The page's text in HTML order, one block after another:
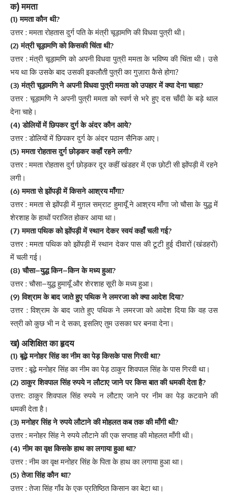
क)ममता
(1)ममता कौन थी?
उत्तर :ममता रोहतास दुर्ग पति के मंत्री चूड़ामणि की विधवा पुत्री थी।
(2)मंत्री चूड़ामणि को किसकी चिंता थी?
उत्तर :मंत्री चूड़ामणि को अपनी विधवा पुत्री ममता के भविष्य की चिंता थी। उसे
भय था कि उसके बाद उसकी इकलौती पुत्री का गुज़ारा कैसे होगा?
(3)मंत्री चूड़ामणि ने अपनी विधवा पुत्री ममता को उपहार में क्या देना चाहा?
उत्तर :चूड़ामणि ने अपनी पुत्री ममता को स्वर्ण से भरे हुए दस चाँदी के बड़े थाल
देना चाहे।
(4)डोलियों में छिपकर दुर्ग के अंदर कौन आये?
उत्तर :डोलियों में छिपकर दुर्ग के अंदर पठान सैनिक आए ।
(5)ममता रोहतास दुर्ग छोड़कर कहाँ रहने लगी?
उत्तर :ममता रोहतास दुर्ग छोड़कर दूर कहीं खंडहर में एक छोटी सी झोंपड़ी में रहने
लगी।
(6)ममता से झोंपड़ी में किसने आश्रय माँगा?
उत्तर :ममता से झोंपड़ी में मुग़ल सम्राट हुमायूँ ने आश्रय माँगा जो चौसा के युद्ध में
शेरशाह के हाथों पराजित होकर आया था।
(7)ममता पथिक को झोंपड़ी में स्थान देकर स्वयं कहाँ चली गई?
उत्तर :ममता पथिक को झोंपड़ी में स्थान देकर पास की टूटी हुई दीवारों(खंडहरों)
में चली गई ।
(8)चौसा–युद्ध किन–किन के मध्य हुआ?
उत्तर :चौसा–युद्ध हुमायूँ और शेरशाह सूरी के मध्य हुआ।
(9)विश्राम के बाद जाते हुए पथिक ने लमरजा को क्या आदेश दिया?
उत्तर :विश्राम के बाद जाते हुए पथिक ने लमरजा को आदेश दिया कि वह उस
स्त्री को कुछ भी न दे सका,इसलिए तुम उसका घर बनवा देना।
ख) अशिक्षित का हृदय
(1)बूढ़े मनोहर सिंह का नीम का पेड़ किसके पास गिरवी था?
उत्तर :बूढ़े मनोहर सिंह का नीम का पेड़ ठाकुर शिवपाल सिंह के पास गिरवी था।
(2)ठाकुर शिवपाल सिंह रुपये न लौटाए जाने पर किस बात की धमकी देता है?
उत्तर:ठाकुर शिवपाल सिंह रुपये न लौटाए जाने पर नीम का पेड़ कटवाने की
धमकी देता है।
(3)मनोहर सिंह ने रुपये लौटाने की मोहलत कब तक की माँगी थी?
उत्तर :मनोहर सिंह ने रुपये लौटाने की एक सप्ताह की मोहलत माँगी थी।
(4)नीम का वृक्ष किसके हाथ का लगाया हुआ था?
उत्तर :नीम का वृक्ष मनोहर सिंह के पिता के हाथ का लगाया हुआ था।
(5)तेजा सिंह कौन था?
उत्तर :तेजा सिंह गाँव के एक प्रतिष्ठित किसान का बेटा था।